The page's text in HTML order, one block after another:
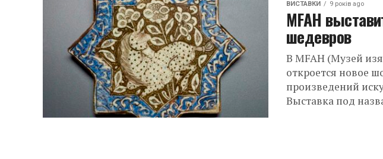
ВИСТАВКИ 9 років ago
MFAH
шедевров
В MFAH (Музей
откроется новое
произведений
Выставка под